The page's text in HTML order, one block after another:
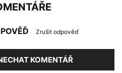
Zrušit odpověď
KOMENTÁŘ